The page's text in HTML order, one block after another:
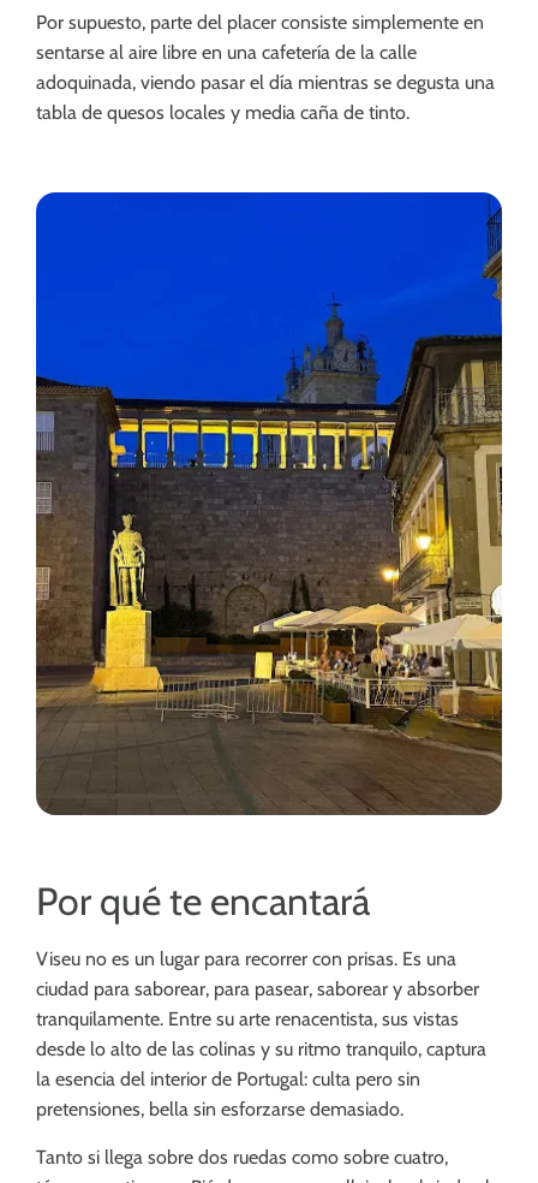
Por supuesto, parte del placer consiste simplemente en
sentarse al aire libre en una cafetería de la calle
adoquinada, viendo pasar el día mientras se degusta una
tabla de quesos locales y media caña de tinto.
Por qué te encantará
Viseu no es un lugar para recorrer con prisas. Es una
ciudad para saborear, para pasear, saborear y absorber
tranquilamente. Entre su arte renacentista, sus vistas
desde lo alto de las colinas y su ritmo tranquilo, captura
la esencia del interior de Portugal: culta pero sin
pretensiones, bella sin esforzarse demasiado.
Tanto si llega sobre dos ruedas como sobre cuatro,